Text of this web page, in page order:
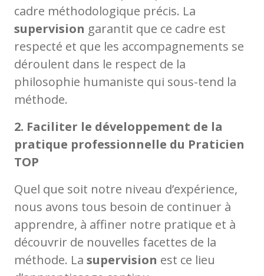
cadre méthodologique précis. La
supervision garantit que ce cadre est
respecté et que les accompagnements se
déroulent dans le respect de la
philosophie humaniste qui sous-tend la
méthode.
2. Faciliter le développement de la
pratique professionnelle du Praticien
TOP
Quel que soit notre niveau d’expérience,
nous avons tous besoin de continuer à
apprendre, à affiner notre pratique et à
découvrir de nouvelles facettes de la
méthode. La supervision est ce lieu